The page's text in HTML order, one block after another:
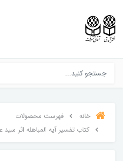
خانه
فهرست محصولات
کتاب تفسیر آیه المباهله اثر